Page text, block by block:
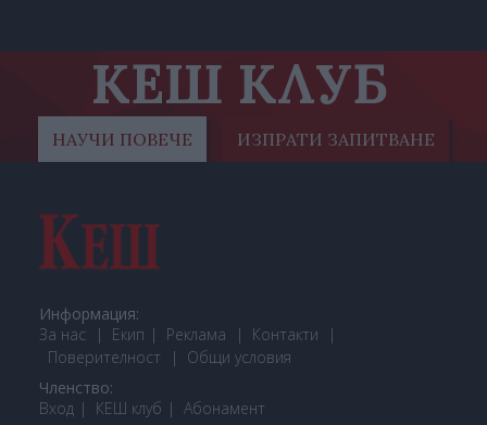
КЕШ КЛУБ
НАУЧИ ПОВЕЧЕ ИЗПРАТИ ЗАПИТВАНЕ
Информация:
За нас
Екип Реклама
Контакти
Поверителност
Общи условия
Членство:
Вход
КЕШ клуб Абонамент